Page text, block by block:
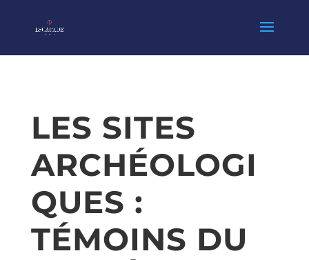
LES SITES
ARCHÉOLOGI
QUES :
TÉMOINS DU